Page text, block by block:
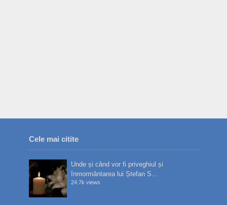
Cele mai citite
Unde și când vor fi priveghiul și
înmormântarea lui Ștefan S...
24.7k views